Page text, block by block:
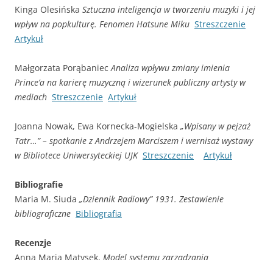
Kinga Olesińska Sztuczna inteligencja w tworzeniu muzyki i jej
wpływ na popkulturę. Fenomen Hatsune Miku Streszczenie
Artykuł
Małgorzata PorąbaniecAnaliza wpływu zmiany imienia
Prince’a na karierę muzyczną i wizerunek publiczny artysty w
mediach Streszczenie Artykuł
Joanna Nowak, Ewa Kornecka-Mogielska „Wpisany w pejzaż
Tatr…” – spotkanie z Andrzejem Marciszem i wernisaż wystawy
w Bibliotece Uniwersyteckiej UJK Streszczenie Artykuł
Bibliografie
Maria M. Siuda „Dziennik Radiowy” 1931. Zestawienie
bibliograficzne Bibliografia
Recenzje
Anna Maria Matysek, Model systemu zarządzania